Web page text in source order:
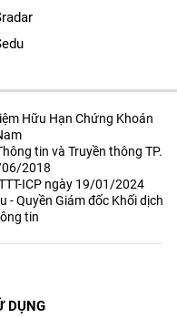
Hữu Hạn Chứng Khoán
tin và Truyền thông TP.
06/2018
ICP ngày 19/01/2024
- Quyền Giám đốc Khối dịch
tin
DỤNG